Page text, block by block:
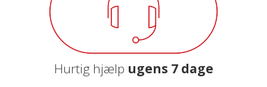
Hurtig hjælp ugens 7 dage